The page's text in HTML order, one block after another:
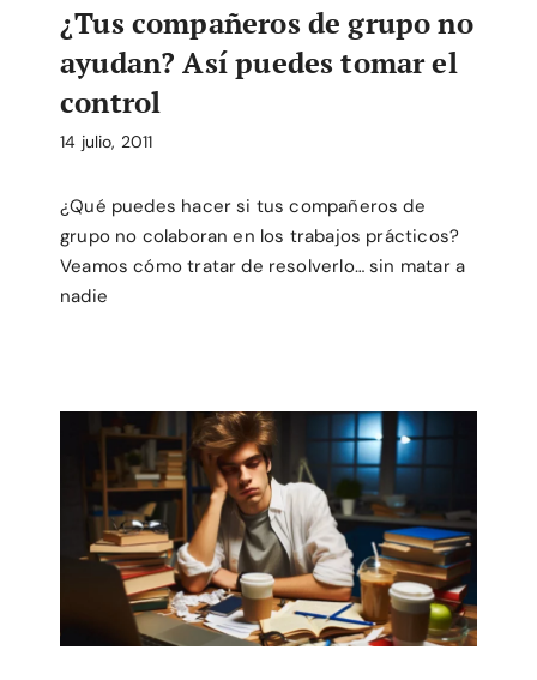
¿Tus compañeros de grupo no
ayudan? Así puedes tomar el
control
14 julio, 2011
¿Qué puedes hacer si tus compañeros de
grupo no colaboran en los trabajos prácticos?
Veamos cómo tratar de resolverlo… sin matar a
nadie